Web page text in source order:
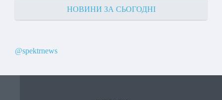
НОВИНИ ЗА СЬОГОДНІ
@spektrnews